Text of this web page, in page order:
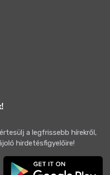
a legfrissebb hírekről,
hirdetésfigyelőire!